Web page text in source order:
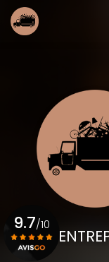
Aller
au
contenu
9.7/10